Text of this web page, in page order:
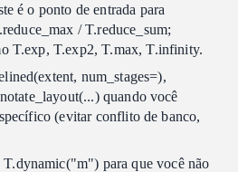
é o ponto de entrada para
/ T.reduce_sum;
T.exp, T.exp2, T.max, T.infinity.
num_stages=),
quando você
(evitar conflito de banco,
para que você não